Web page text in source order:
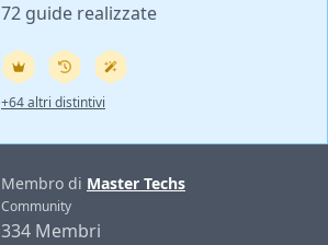
72 guide realizzate
+64 altri distintivi
Membro di Master Techs
Community
334 Membri